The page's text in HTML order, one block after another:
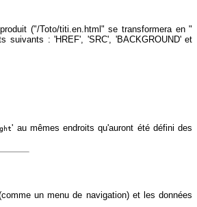
("/Toto/titi.en.html" se transformera en "
suivants : 'HREF', 'SRC', 'BACKGROUND' et
' au mêmes endroits qu'auront été défini des
un menu de navigation) et les données